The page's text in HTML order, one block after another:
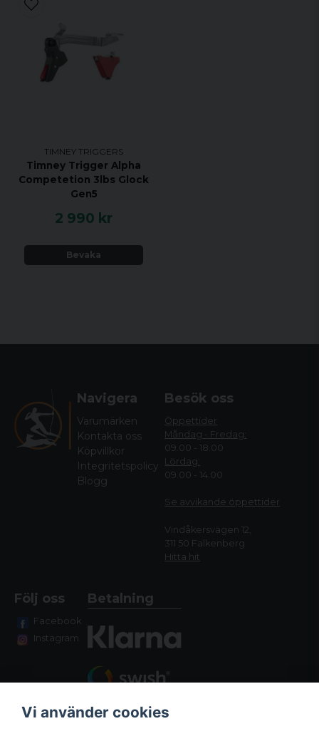
TIMNEY TRIGGERS
Timney Trigger Alpha
Competetion 3lbs Glock
Gen5
2 990 kr
Bevaka
Navigera
Varumärken
Kontakta oss
Köpvillkor
Integritetspolicy
Blogg
Besök oss
Öppettider
Måndag - Fredag:
09.00 - 18.00
Lördag:
09.00 - 14.00
Se avvikande öppettider
Vindåkersvägen 12,
311 50 Falkenberg
Hitta hit
Följ oss
Facebook
Instagram
Betalning
Vi använder cookies